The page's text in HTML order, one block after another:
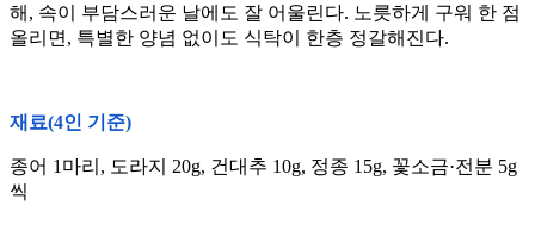
해, 속이 부담스러운 날에도 잘 어울린다. 노릇하게 구워 한 점
올리면, 특별한 양념 없이도 식탁이 한층 정갈해진다.
재료(4인 기준)
종어 1마리, 도라지 20g, 건대추 10g, 정종 15g, 꽃소금·전분 5g
씩